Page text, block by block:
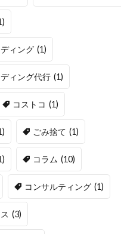
ィング (1)
ィング代行 (1)
コストコ (1)
ごみ捨て (1)
コラム (10)
コンサルティング (1)
(3)